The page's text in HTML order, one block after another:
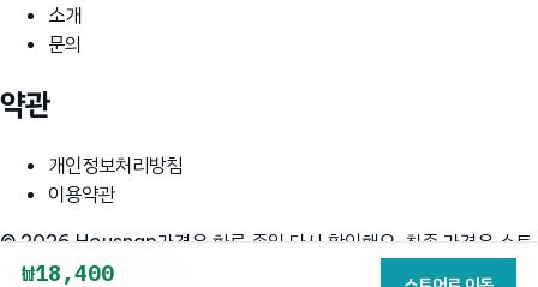
₩18,400
소개
문의
약관
개인정보처리방침
이용약관
© 2026 Housnap가격은 하루 종일 다시 확인해요. 최종 가격은 스토
어 페이지에서 확인하세요.